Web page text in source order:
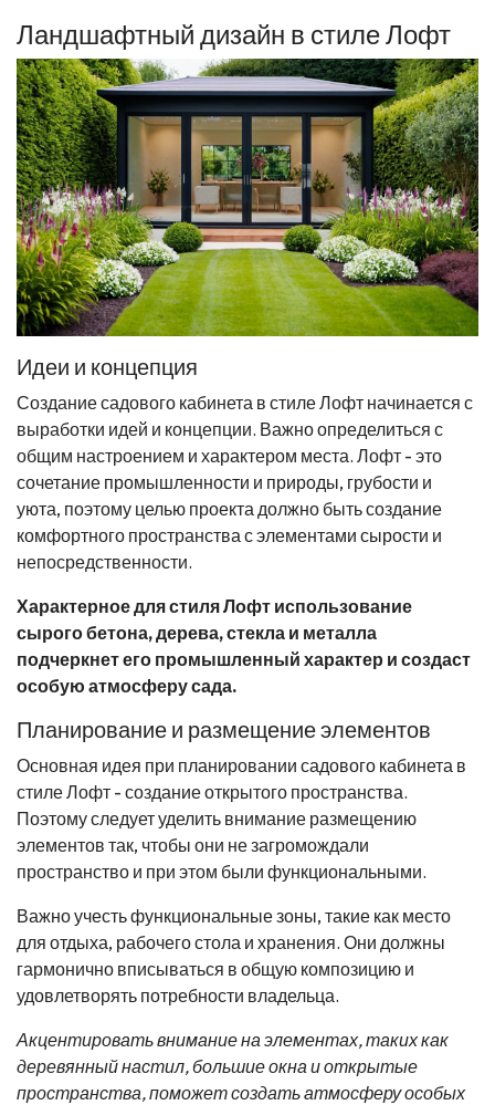
Ландшафтный дизайн в стиле Лофт
Идеи и концепция
Создание садового кабинета в стиле Лофт начинается с
выработки идей и концепции. Важно определиться с
общим настроением и характером места. Лофт - это
сочетание промышленности и природы, грубости и
уюта, поэтому целью проекта должно быть создание
комфортного пространства с элементами сырости и
непосредственности.
Характерное для стиля Лофт использование
сырого бетона, дерева, стекла и металла
подчеркнет его промышленный характер и создаст
особую атмосферу сада.
Планирование и размещение элементов
Основная идея при планировании садового кабинета в
стиле Лофт - создание открытого пространства.
Поэтому следует уделить внимание размещению
элементов так, чтобы они не загромождали
пространство и при этом были функциональными.
Важно учесть функциональные зоны, такие как место
для отдыха, рабочего стола и хранения. Они должны
гармонично вписываться в общую композицию и
удовлетворять потребности владельца.
Акцентировать внимание на элементах, таких как
деревянный настил, большие окна и открытые
пространства, поможет создать атмосферу особых